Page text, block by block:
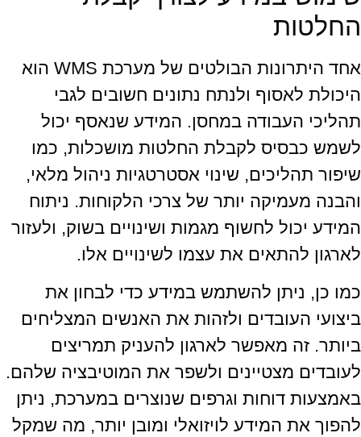
החלטות
אחד היתרונות הבולטים של מערכת WMS הוא
היכולת לאסוף ולנתח נתונים חשובים לגבי
תהליכי העבודה במחסן. המידע שנאסף יכול
לשמש כבסיס לקבלת החלטות מושכלות, כמו
שיפור תהליכים, שינוי אסטרטגיות ניהול מלאי,
והבנה מעמיקה יותר של צרכי הלקוחות. ניתוח
המידע יכול לחשוף מגמות ושינויים בשוק, ולעזור
לארגון להתאים את עצמו לשינויים אלו.
כמו כן, ניתן להשתמש במידע כדי לבחון את
ביצועי העובדים ולזהות את האנשים המצליחים
ביותר. זה מאפשר לארגון להעניק תמריצים
לעובדים מצטיינים ולשפר את המוטיבציה שלהם.
באמצעות דוחות וגרפים שנוצרים במערכת, ניתן
להפוך את המידע לויזואלי ומובן יותר, מה שמקל